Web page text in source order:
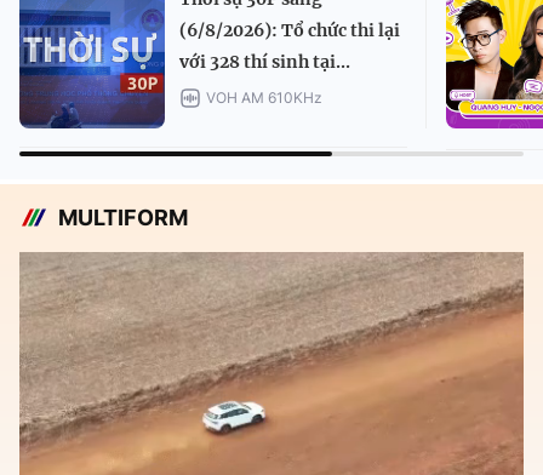
(6/8/2026): Tổ chức thi lại
với 328 thí sinh tại...
VOH AM 610KHz
MULTIFORM